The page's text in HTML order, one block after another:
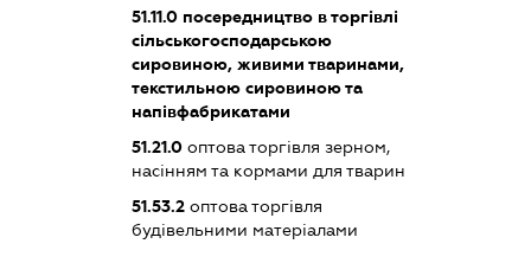
51.11.0посередництво в торгівлі
сільськогосподарською
сировиною, живими тваринами,
текстильною сировиною та
напівфабрикатами
51.21.0оптова торгівля зерном,
насінням та кормами для тварин
51.53.2оптова торгівля
будівельними матеріалами